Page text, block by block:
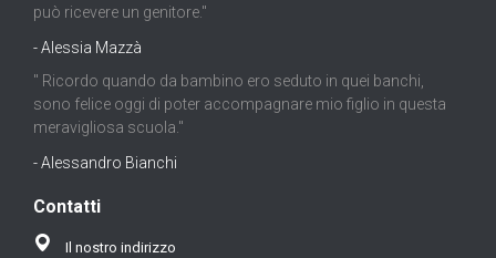
può ricevere un genitore."
- Alessia Mazzà
" Ricordo quando da bambino ero seduto in quei banchi,
sono felice oggi di poter accompagnare mio figlio in questa
meravigliosa scuola."
- Alessandro Bianchi
Contatti
Il nostro indirizzo